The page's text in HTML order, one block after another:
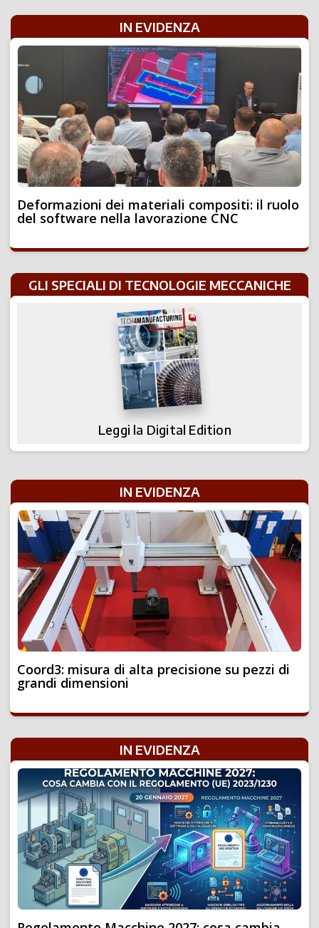
IN EVIDENZA
Deformazioni dei materiali compositi: il ruolo
del software nella lavorazione CNC
GLI SPECIALI DI TECNOLOGIE MECCANICHE
Leggi la Digital Edition
IN EVIDENZA
Coord3: misura di alta precisione su pezzi di
grandi dimensioni
IN EVIDENZA